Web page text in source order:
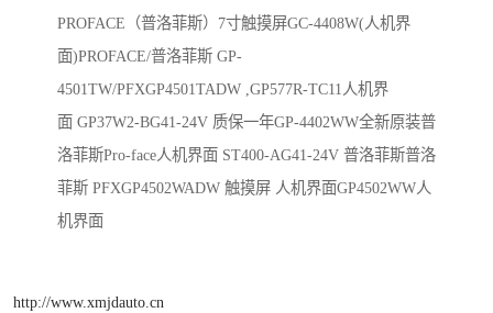
PROFACE（普洛菲斯）7寸触摸屏GC-4408W(人机界
面)PROFACE/普洛菲斯 GP-
4501TW/PFXGP4501TADW ,GP577R-TC11人机界
面 GP37W2-BG41-24V 质保一年GP-4402WW全新原装普
洛菲斯Pro-face人机界面 ST400-AG41-24V 普洛菲斯普洛
菲斯 PFXGP4502WADW 触摸屏 人机界面GP4502WW人
机界面
http://www.xmjdauto.cn